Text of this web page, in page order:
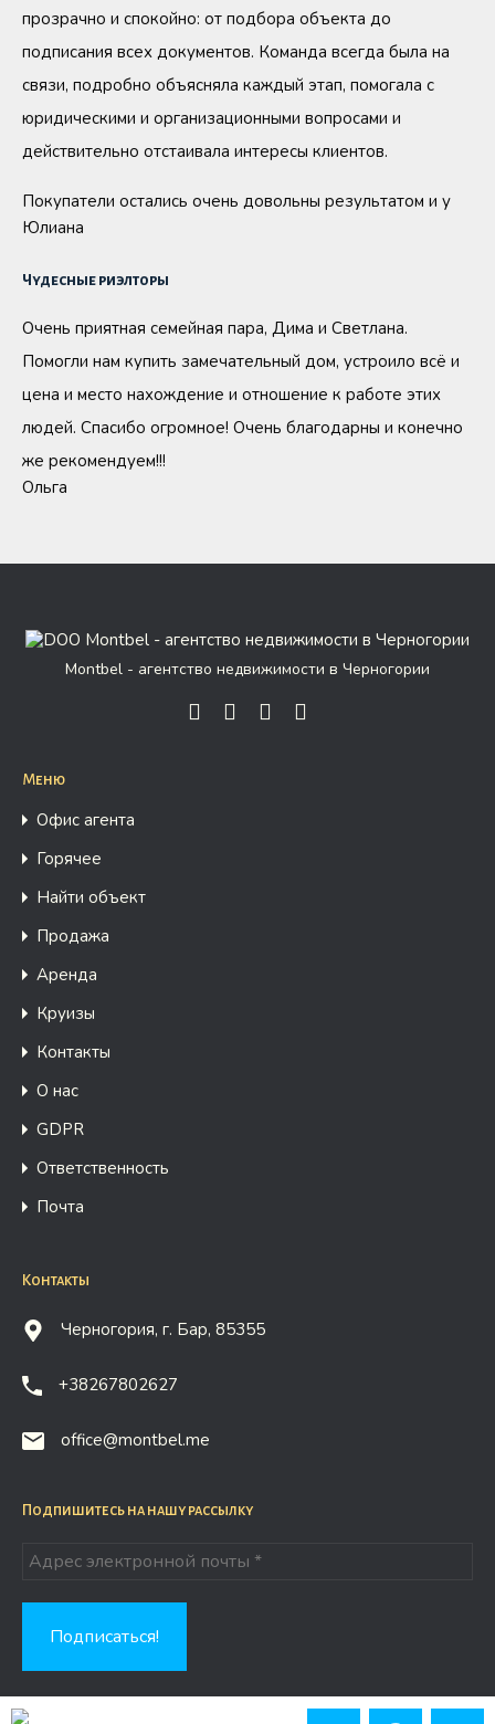
прозрачно и спокойно: от подбора объекта до
подписания всех документов. Команда всегда была на
связи, подробно объясняла каждый этап, помогала с
юридическими и организационными вопросами и
действительно отстаивала интересы клиентов.
Покупатели остались очень довольны результатом и у
Юлиана
Чудесные риэлторы
Очень приятная семейная пара, Дима и Светлана.
Помогли нам купить замечательный дом, устроило всё и
цена и место нахождение и отношение к работе этих
людей. Спасибо огромное! Очень благодарны и конечно
же рекомендуем!!!
Ольга
Montbel - агентство недвижимости в Черногории
Меню
Офис агента
Горячее
Найти объект
Продажа
Аренда
Круизы
Контакты
О нас
GDPR
Ответственность
Почта
Контакты
Черногория, г. Бар, 85355
+38267802627
office@montbel.me
Подпишитесь на нашу рассылку